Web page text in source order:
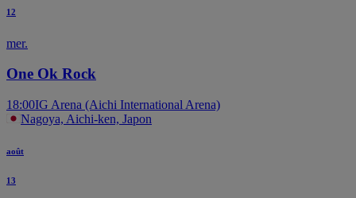
12
mer.
One Ok Rock
18:00IG Arena (Aichi International Arena)
Nagoya, Aichi-ken, Japon
août
13